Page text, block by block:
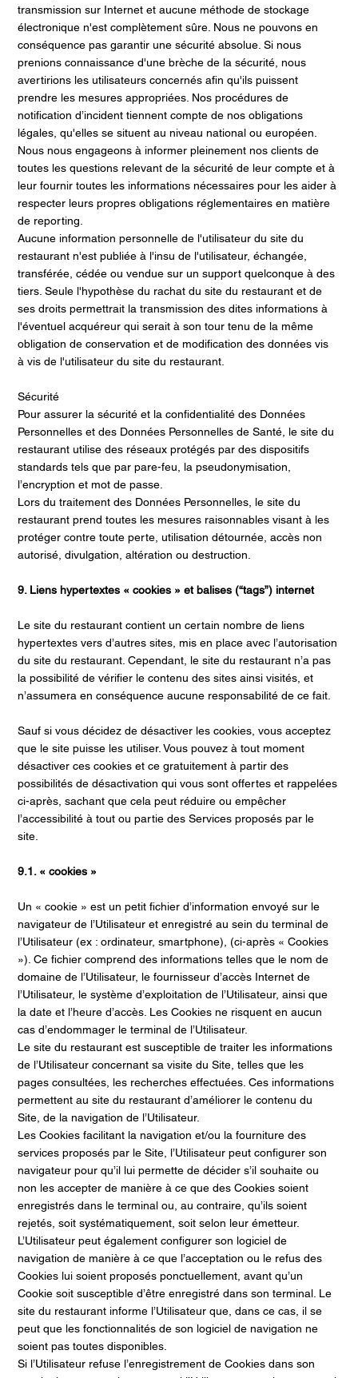
transmission sur Internet et aucune méthode de stockage
électronique n'est complètement sûre. Nous ne pouvons en
conséquence pas garantir une sécurité absolue. Si nous
prenions connaissance d'une brèche de la sécurité, nous
avertirions les utilisateurs concernés afin qu'ils puissent
prendre les mesures appropriées. Nos procédures de
notification d’incident tiennent compte de nos obligations
légales, qu'elles se situent au niveau national ou européen.
Nous nous engageons à informer pleinement nos clients de
toutes les questions relevant de la sécurité de leur compte et à
leur fournir toutes les informations nécessaires pour les aider à
respecter leurs propres obligations réglementaires en matière
de reporting.
Aucune information personnelle de l'utilisateur du site du
restaurant n'est publiée à l'insu de l'utilisateur, échangée,
transférée, cédée ou vendue sur un support quelconque à des
tiers. Seule l'hypothèse du rachat du site du restaurant et de
ses droits permettrait la transmission des dites informations à
l'éventuel acquéreur qui serait à son tour tenu de la même
obligation de conservation et de modification des données vis
à vis de l'utilisateur du site du restaurant.
Sécurité
Pour assurer la sécurité et la confidentialité des Données
Personnelles et des Données Personnelles de Santé, le site du
restaurant utilise des réseaux protégés par des dispositifs
standards tels que par pare-feu, la pseudonymisation,
l’encryption et mot de passe.
Lors du traitement des Données Personnelles, le site du
restaurant prend toutes les mesures raisonnables visant à les
protéger contre toute perte, utilisation détournée, accès non
autorisé, divulgation, altération ou destruction.
9. Liens hypertextes « cookies » et balises (“tags”) internet
Le site du restaurant contient un certain nombre de liens
hypertextes vers d’autres sites, mis en place avec l’autorisation
du site du restaurant. Cependant, le site du restaurant n’a pas
la possibilité de vérifier le contenu des sites ainsi visités, et
n’assumera en conséquence aucune responsabilité de ce fait.
Sauf si vous décidez de désactiver les cookies, vous acceptez
que le site puisse les utiliser. Vous pouvez à tout moment
désactiver ces cookies et ce gratuitement à partir des
possibilités de désactivation qui vous sont offertes et rappelées
ci-après, sachant que cela peut réduire ou empêcher
l’accessibilité à tout ou partie des Services proposés par le
site.
9.1. « cookies »
Un « cookie » est un petit fichier d’information envoyé sur le
navigateur de l’Utilisateur et enregistré au sein du terminal de
l’Utilisateur (ex : ordinateur, smartphone), (ci-après « Cookies
»). Ce fichier comprend des informations telles que le nom de
domaine de l’Utilisateur, le fournisseur d’accès Internet de
l’Utilisateur, le système d’exploitation de l’Utilisateur, ainsi que
la date et l’heure d’accès. Les Cookies ne risquent en aucun
cas d’endommager le terminal de l’Utilisateur.
Le site du restaurant est susceptible de traiter les informations
de l’Utilisateur concernant sa visite du Site, telles que les
pages consultées, les recherches effectuées. Ces informations
permettent au site du restaurant d’améliorer le contenu du
Site, de la navigation de l’Utilisateur.
Les Cookies facilitant la navigation et/ou la fourniture des
services proposés par le Site, l’Utilisateur peut configurer son
navigateur pour qu’il lui permette de décider s’il souhaite ou
non les accepter de manière à ce que des Cookies soient
enregistrés dans le terminal ou, au contraire, qu’ils soient
rejetés, soit systématiquement, soit selon leur émetteur.
L’Utilisateur peut également configurer son logiciel de
navigation de manière à ce que l’acceptation ou le refus des
Cookies lui soient proposés ponctuellement, avant qu’un
Cookie soit susceptible d’être enregistré dans son terminal. Le
site du restaurant informe l’Utilisateur que, dans ce cas, il se
peut que les fonctionnalités de son logiciel de navigation ne
soient pas toutes disponibles.
Si l’Utilisateur refuse l’enregistrement de Cookies dans son